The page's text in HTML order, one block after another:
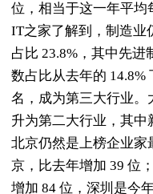
位，相当于这一年平均
IT之家了解到，制造业
占比 23.8%，其中先进
数占比从去年的 14.8%
名，成为第三大行业。
升为第二大行业，其中
北京仍然是上榜企业家
京，比去年增加 39 位
增加 84 位，深圳是今